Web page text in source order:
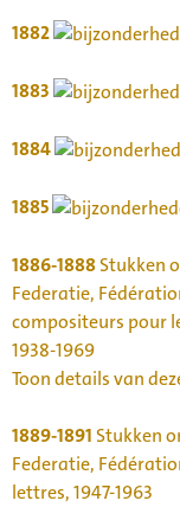
1882
1883
1884
1885
1886-1888Stukken
Federatie,
compositeurs pour
1938-1969
Toon details van
1889-1891 Stukken
Federatie,
lettres, 1947-1963